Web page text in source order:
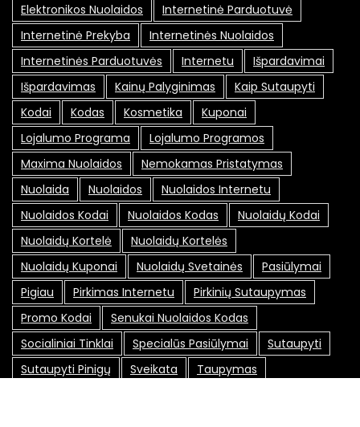
Elektronikos Nuolaidos
Internetinė Parduotuvė
Internetinė Prekyba
Internetinės Nuolaidos
Internetinės Parduotuvės
Internetu
Išpardavimai
Išpardavimas
Kainų Palyginimas
Kaip Sutaupyti
Kodai
Kodas Kosmetika
Kuponai
Lojalumo Programa
Lojalumo Programos
Maxima Nuolaidos
Nemokamas Pristatymas
Nuolaida
Nuolaidos
Nuolaidos Internetu
Nuolaidos Kodai
Nuolaidos Kodas
Nuolaidų Kodai
Nuolaidų Kortelė
Nuolaidų Kortelės
Nuolaidų Kuponai
Nuolaidų Svetainės
Pasiūlymai
Pigiau
Pirkimas Internetu
Pirkinių Sutaupymas
Promo Kodai
Senukai Nuolaidos Kodas
Socialiniai Tinklai
Specialūs Pasiūlymai
Sutaupyti
Sutaupyti Pinigų
Sveikata Taupymas